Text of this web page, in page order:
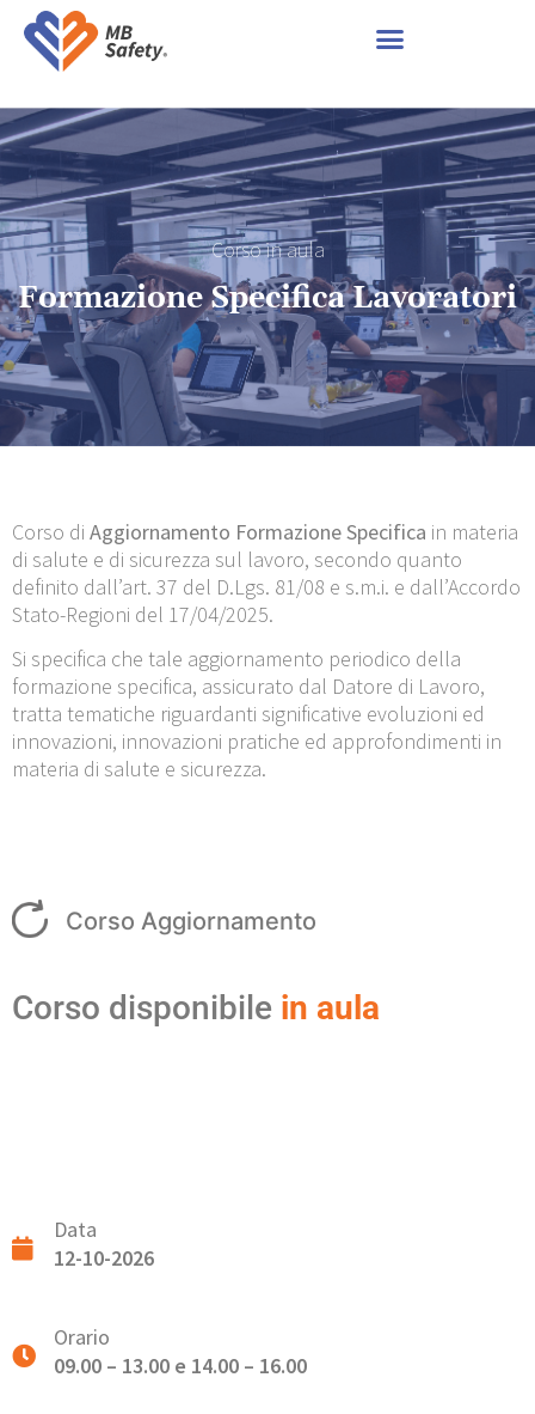
Corso in aula
Formazione Specifica Lavoratori
Corso di Aggiornamento FormazioneSpecifica in materia
di salute e di sicurezza sul lavoro, secondo quanto
definito dall’art. 37 del D.Lgs. 81/08 e s.m.i. e dall’Accordo
Stato-Regioni del 17/04/2025.
Si specifica che tale aggiornamento periodico della
formazione specifica, assicurato dal Datore di Lavoro,
tratta tematiche riguardanti significative evoluzioni ed
innovazioni, innovazioni pratiche ed approfondimenti in
materia di salute e sicurezza.
Corso Aggiornamento
Corso disponibile in aula
Data
12-10-2026
Orario
09.00 – 13.00 e 14.00 – 16.00